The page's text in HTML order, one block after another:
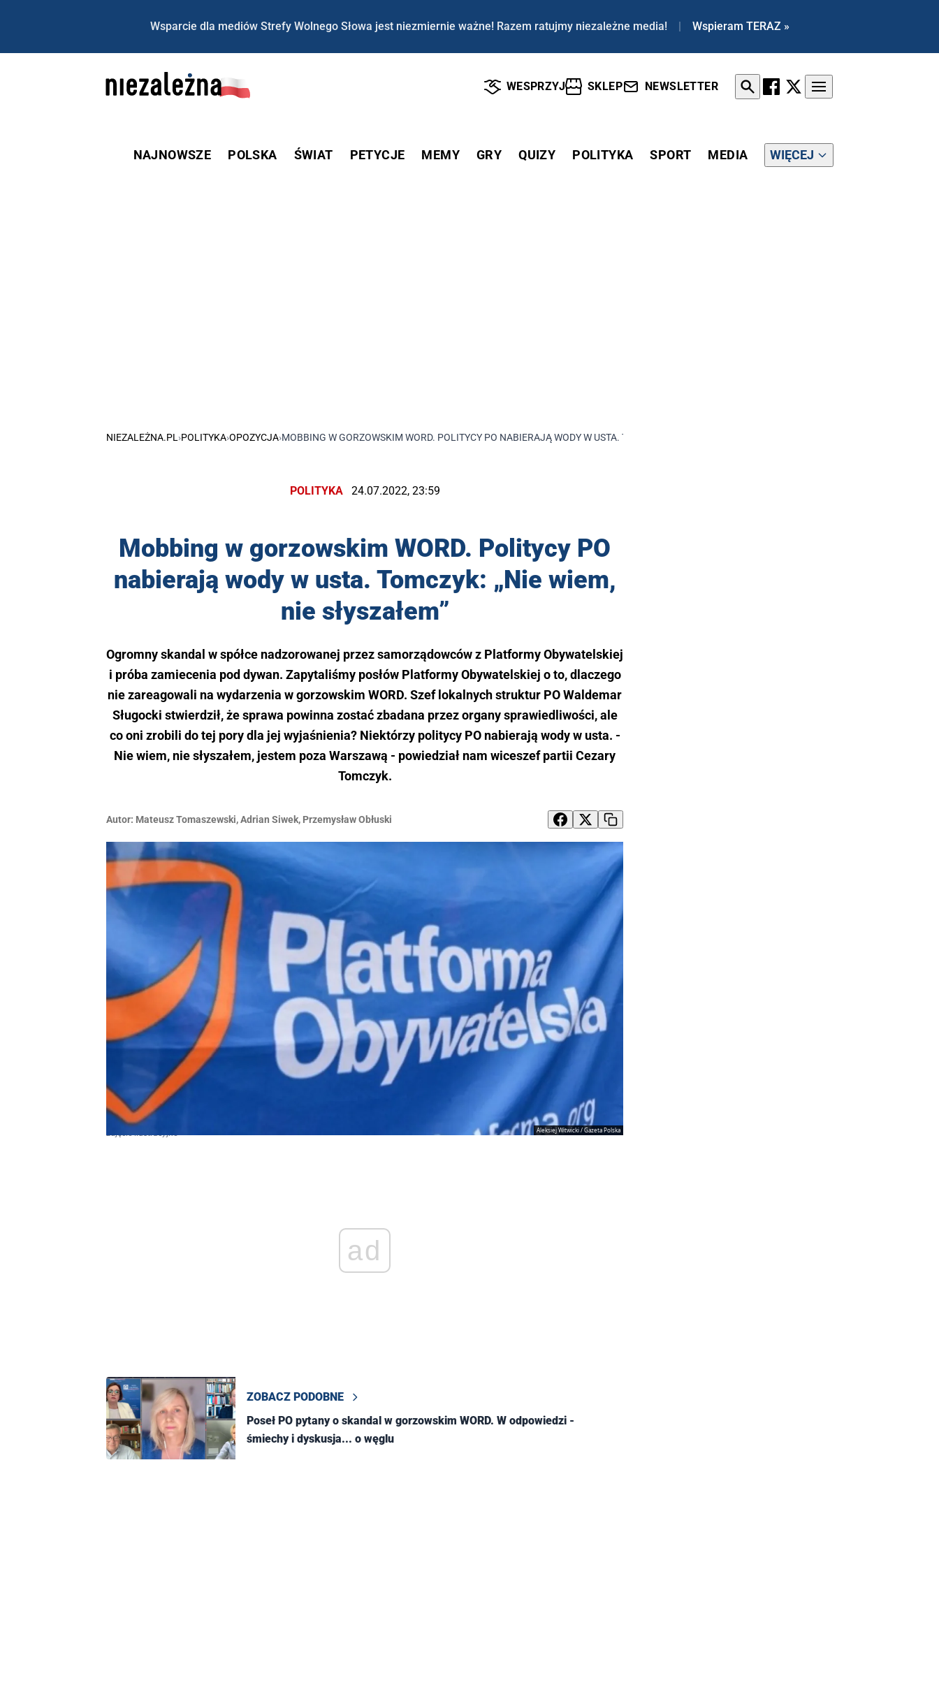
Wsparcie dla mediów Strefy Wolnego Słowa jest niezmiernie ważne! Razem ratujmy niezależne media! | Wspieram TERAZ »
WESPRZYJ SKLEP NEWSLETTER
NAJNOWSZE POLSKA ŚWIAT PETYCJE MEMY GRY QUIZY POLITYKA SPORT MEDIA WIĘCEJ
NIEZALEŻNA.PL ›POLITYKA›OPOZYCJA›MOBBING W GORZOWSKIM WORD. POLITYCY PO NABIERAJĄ WODY W USTA. TOMCZYK: „NIE WIEM, NIE SŁYSZAŁEM”
POLITYKA 24.07.2022, 23:59
Mobbing w gorzowskim WORD. Politycy PO
nabierają wody w usta. Tomczyk: „Nie wiem,
nie słyszałem”
Ogromny skandal w spółce nadzorowanej przez samorządowców z Platformy Obywatelskiej
i próba zamiecenia pod dywan. Zapytaliśmy posłów Platformy Obywatelskiej o to, dlaczego
nie zareagowali na wydarzenia w gorzowskim WORD. Szef lokalnych struktur PO Waldemar
Sługocki stwierdził, że sprawa powinna zostać zbadana przez organy sprawiedliwości, ale
co oni zrobili do tej pory dla jej wyjaśnienia? Niektórzy politycy PO nabierają wody w usta. -
Nie wiem, nie słyszałem, jestem poza Warszawą - powiedział nam wiceszef partii Cezary
Tomczyk.
Autor: Mateusz Tomaszewski,Adrian Siwek, Przemysław Obłuski
Aleksiej Witwicki / Gazeta Polska
zdjęcie ilustracyjne
ad
ZOBACZ PODOBNE
Poseł PO pytany o skandal w gorzowskim WORD. W odpowiedzi -
śmiechy i dyskusja... o węglu